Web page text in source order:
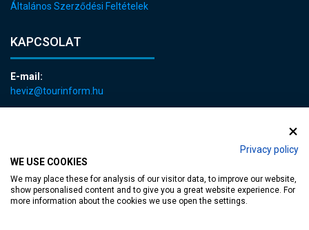
Privacy policy
WE USE COOKIES
We may place these for analysis of our visitor data, to improve our website,
show personalised content and to give you a great website experience. For
more information about the cookies we use open the settings.
Általános Szerződési Feltételek
KAPCSOLAT
E-mail:
heviz@tourinform.hu